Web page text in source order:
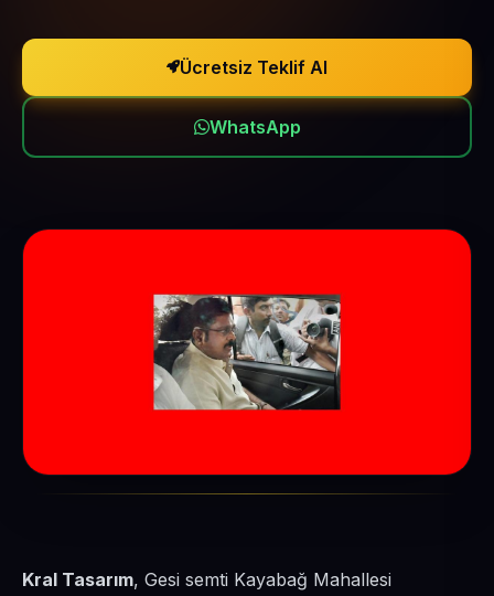
Ücretsiz Teklif Al
WhatsApp
Kral Tasarım, Gesi semti Kayabağ Mahallesi